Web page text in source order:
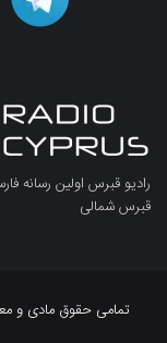
رادیو قبرس اولین رسانه
قبرس شمالی
تمامی حقوق مادی و